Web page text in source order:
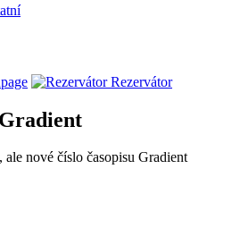
Rezervátor
nové číslo časopisu Gradient